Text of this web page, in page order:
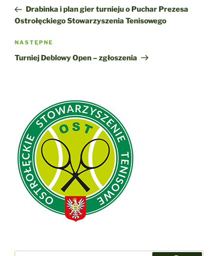
wpisDrabinka i plan gier turnieju o Puchar Prezesa
Ostrołęckiego Stowarzyszenia Tenisowego
Następny
wpis
NASTĘPNE
Turniej Deblowy Open – zgłoszenia